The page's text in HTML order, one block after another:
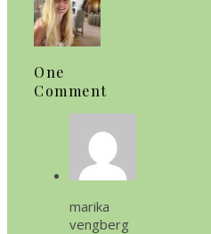
One
Comment
marika
vengberg